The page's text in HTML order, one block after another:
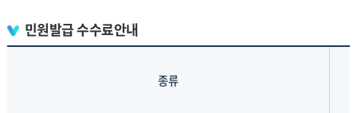
민원발급 수수료안내
종류